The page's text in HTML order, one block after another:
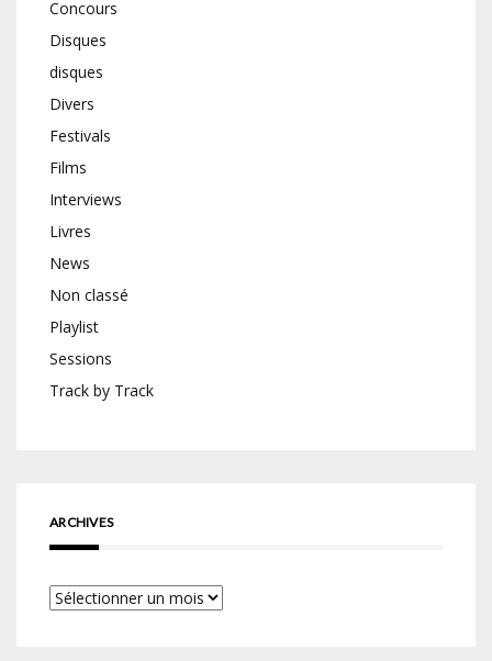
Concours
Disques
disques
Divers
Festivals
Films
Interviews
Livres
News
Non classé
Playlist
Sessions
Track by Track
ARCHIVES
Archives